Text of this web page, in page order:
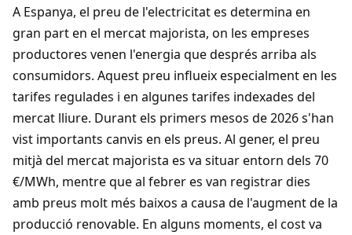
A Espanya, el preu de l'electricitat es determina en
gran part en el mercat majorista, on les empreses
productores venen l'energia que després arriba als
consumidors. Aquest preu influeix especialment en les
tarifes regulades i en algunes tarifes indexades del
mercat lliure. Durant els primers mesos de 2026 s'han
vist importants canvis en els preus. Al gener, el preu
mitjà del mercat majorista es va situar entorn dels 70
€/MWh, mentre que al febrer es van registrar dies
amb preus molt més baixos a causa de l'augment de la
producció renovable. En alguns moments, el cost va